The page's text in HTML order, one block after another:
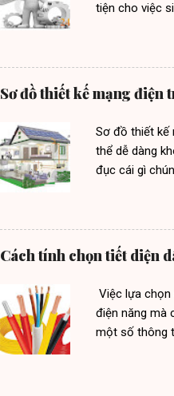
tiện cho việc
đời. Hiện
cũng uy tín.
nếu sửa
chất lượng có
Thì hãy liên
sửa chữa rất
Sơ đồ thiết kế mạng điện
Sơ đồ thiết kế
thể dễ dàng
đục cái gì
thiết kế sơ
mạng điện
thiết kế
nhà cần tuân
nóng lạnh,
theo tuyến
Cách tính chọn tiết diện
Việc lựa
điện năng mà
một số thông
dây dẫn điện